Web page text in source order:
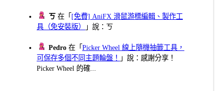
ㄎ 在「 [免費] AniFX 滑鼠游標編輯、製作工
具（免安裝版）
」說：ㄎ
Pedro 在「Picker Wheel 線上隨機抽籤工具，
可保存多個不同主題輪盤！
」說：感謝分享！
Picker Wheel 的確...